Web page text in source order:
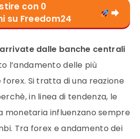
con 0
su Freedom24
dalle banche centrali
l’andamento delle più
Si tratta di una reazione
in linea di tendenza, le
monetaria influenzano sempre
Tra forex e andamento dei